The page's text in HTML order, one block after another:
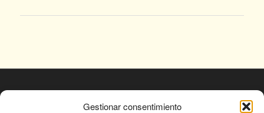
Gestionar consentimiento
© Fundación Conjunto Paleontológico de Teruel